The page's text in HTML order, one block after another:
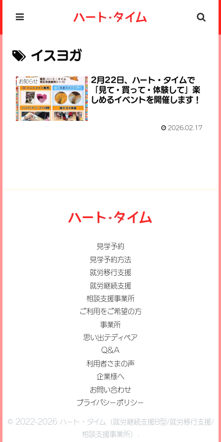
イスヨガ
お知らせ
2月22日、ハート・タイムで
「見て・買って・体験して」楽
しめるイベントを開催します！
2026.02.17
見学予約
見学予約方法
就労移行支援
就労継続支援
相談支援事業所
ご利用をご希望の方
事業所
思い出テディベア
Q&A
利用者さまの声
企業様へ
お問い合わせ
プライバシーポリシー
© 2022-2026 ハート・タイム（就労継続支援B型/就労移行支援/
相談支援事業所）.